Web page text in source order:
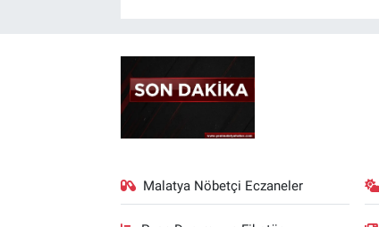
Malatya Nöbetçi Eczaneler